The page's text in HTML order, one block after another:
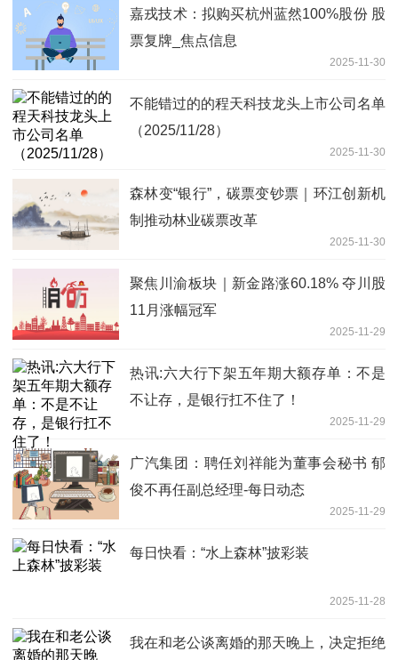
嘉戎技术：拟购买杭州蓝然100%股份 股
票复牌_焦点信息
2025-11-30
不能错过的的程天科技龙头上市公司名单
（2025/11/28）
2025-11-30
森林变“银行”，碳票变钞票｜环江创新机
制推动林业碳票改革
2025-11-30
聚焦川渝板块｜新金路涨60.18% 夺川股
11月涨幅冠军
2025-11-29
热讯:六大行下架五年期大额存单：不是
不让存，是银行扛不住了！
2025-11-29
广汽集团：聘任刘祥能为董事会秘书 郁
俊不再任副总经理-每日动态
2025-11-29
每日快看：“水上森林”披彩装
2025-11-28
我在和老公谈离婚的那天晚上，决定拒绝